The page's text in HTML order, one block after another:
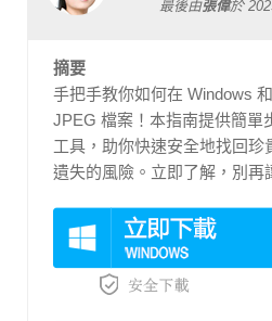
最後由張偉於
摘要
手把手教你如何在 Windows
JPEG 檔案！本指南提供簡單
工具，助你快速安全地找回珍
遺失的風險。立即了解，別再